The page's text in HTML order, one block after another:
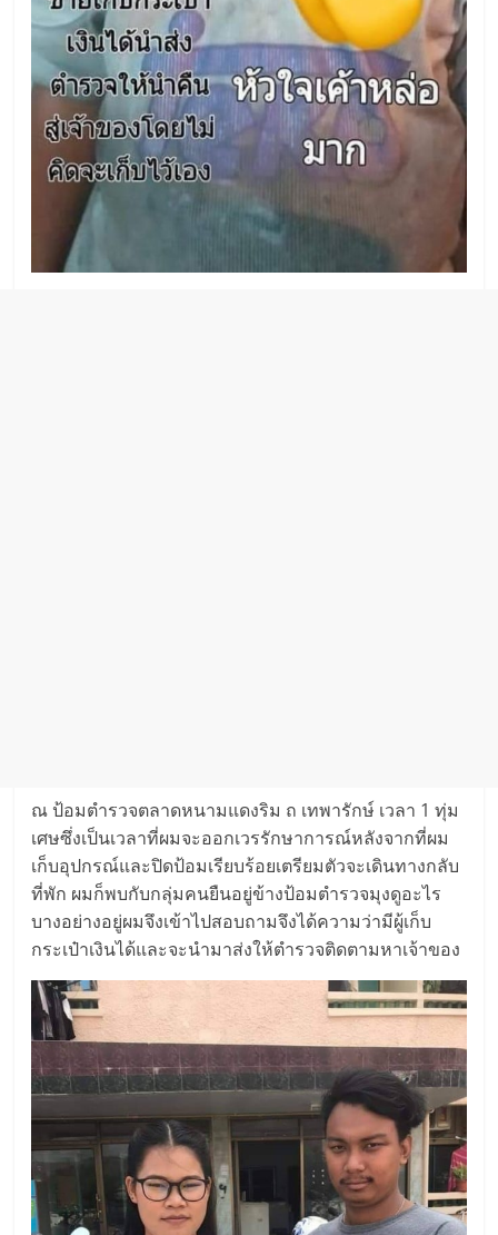
ณ ป้อมตำรวจตลาดหนามแดงริม ถ เทพารักษ์ เวลา 1 ทุ่ม
เศษซึ่งเป็นเวลาที่ผมจะออกเวรรักษาการณ์หลังจากที่ผม
เก็บอุปกรณ์และปิดป้อมเรียบร้อยเตรียมตัวจะเดินทางกลับ
ที่พัก ผมก็พบกับกลุ่มคนยืนอยู่ข้างป้อมตำรวจมุงดูอะไร
บางอย่างอยู่ผมจึงเข้าไปสอบถามจึงได้ความว่ามีผู้เก็บ
กระเป๋าเงินได้และจะนำมาส่งให้ตำรวจติดตามหาเจ้าของ